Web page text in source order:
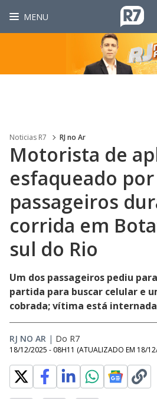
MENU
Noticias R7 RJ no Ar
Motorista de
esfaqueado por
passageiros
corrida em
sul do Rio
Um dos passageiros pediu
partida para buscar celular e
cobrada; vítima está
RJ NO AR | Do R7
18/12/2025 - 08H11 (ATUALIZADO EM 18/